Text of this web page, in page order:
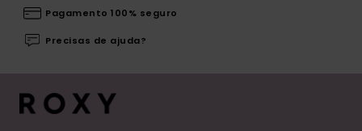
Pagamento 100% seguro
Precisas de ajuda?